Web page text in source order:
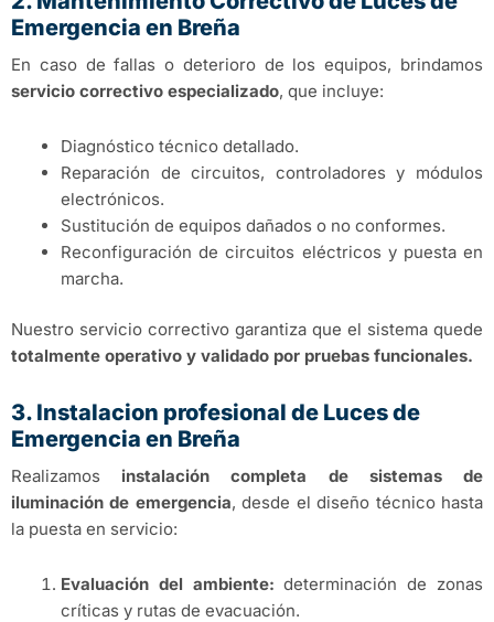
Emergencia en Breña
En caso de fallas o deterioro de los equipos, brindamos
servicio correctivo especializado, que incluye:
Diagnóstico técnico detallado.
Reparación de circuitos, controladores y módulos
electrónicos.
Sustitución de equipos dañados o no conformes.
Reconfiguración de circuitos eléctricos y puesta en
marcha.
Nuestro servicio correctivo garantiza que el sistema quede
totalmente operativo y validado por pruebas funcionales.
3. Instalacion profesional de Luces de
Emergencia en Breña
Realizamos instalación completa de sistemas de
iluminación de emergencia, desde el diseño técnico hasta
la puesta en servicio:
Evaluación del ambiente: determinación de zonas
críticas y rutas de evacuación.